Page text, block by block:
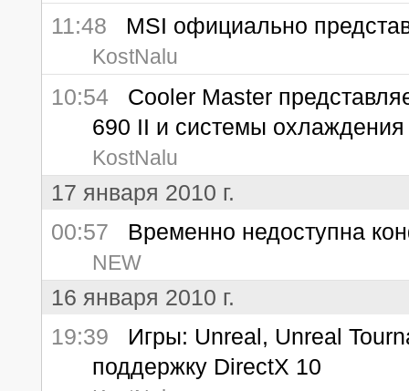
11:48 MSI официально
KostNalu
10:54 Cooler Master
690 II и системы
KostNalu
17 января 2010 г.
00:57 Временно недоступна
NEW
16 января 2010 г.
19:39 Игры: Unreal, Unreal
поддержку DirectX 10